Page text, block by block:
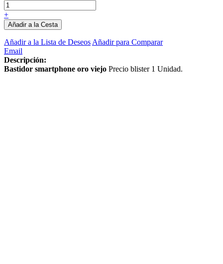
+
Añadir a la Cesta
Añadir a la Lista de Deseos Añadir para Comparar
Email
Descripción:
Bastidor smartphone oro viejo Precio blister 1 Unidad.